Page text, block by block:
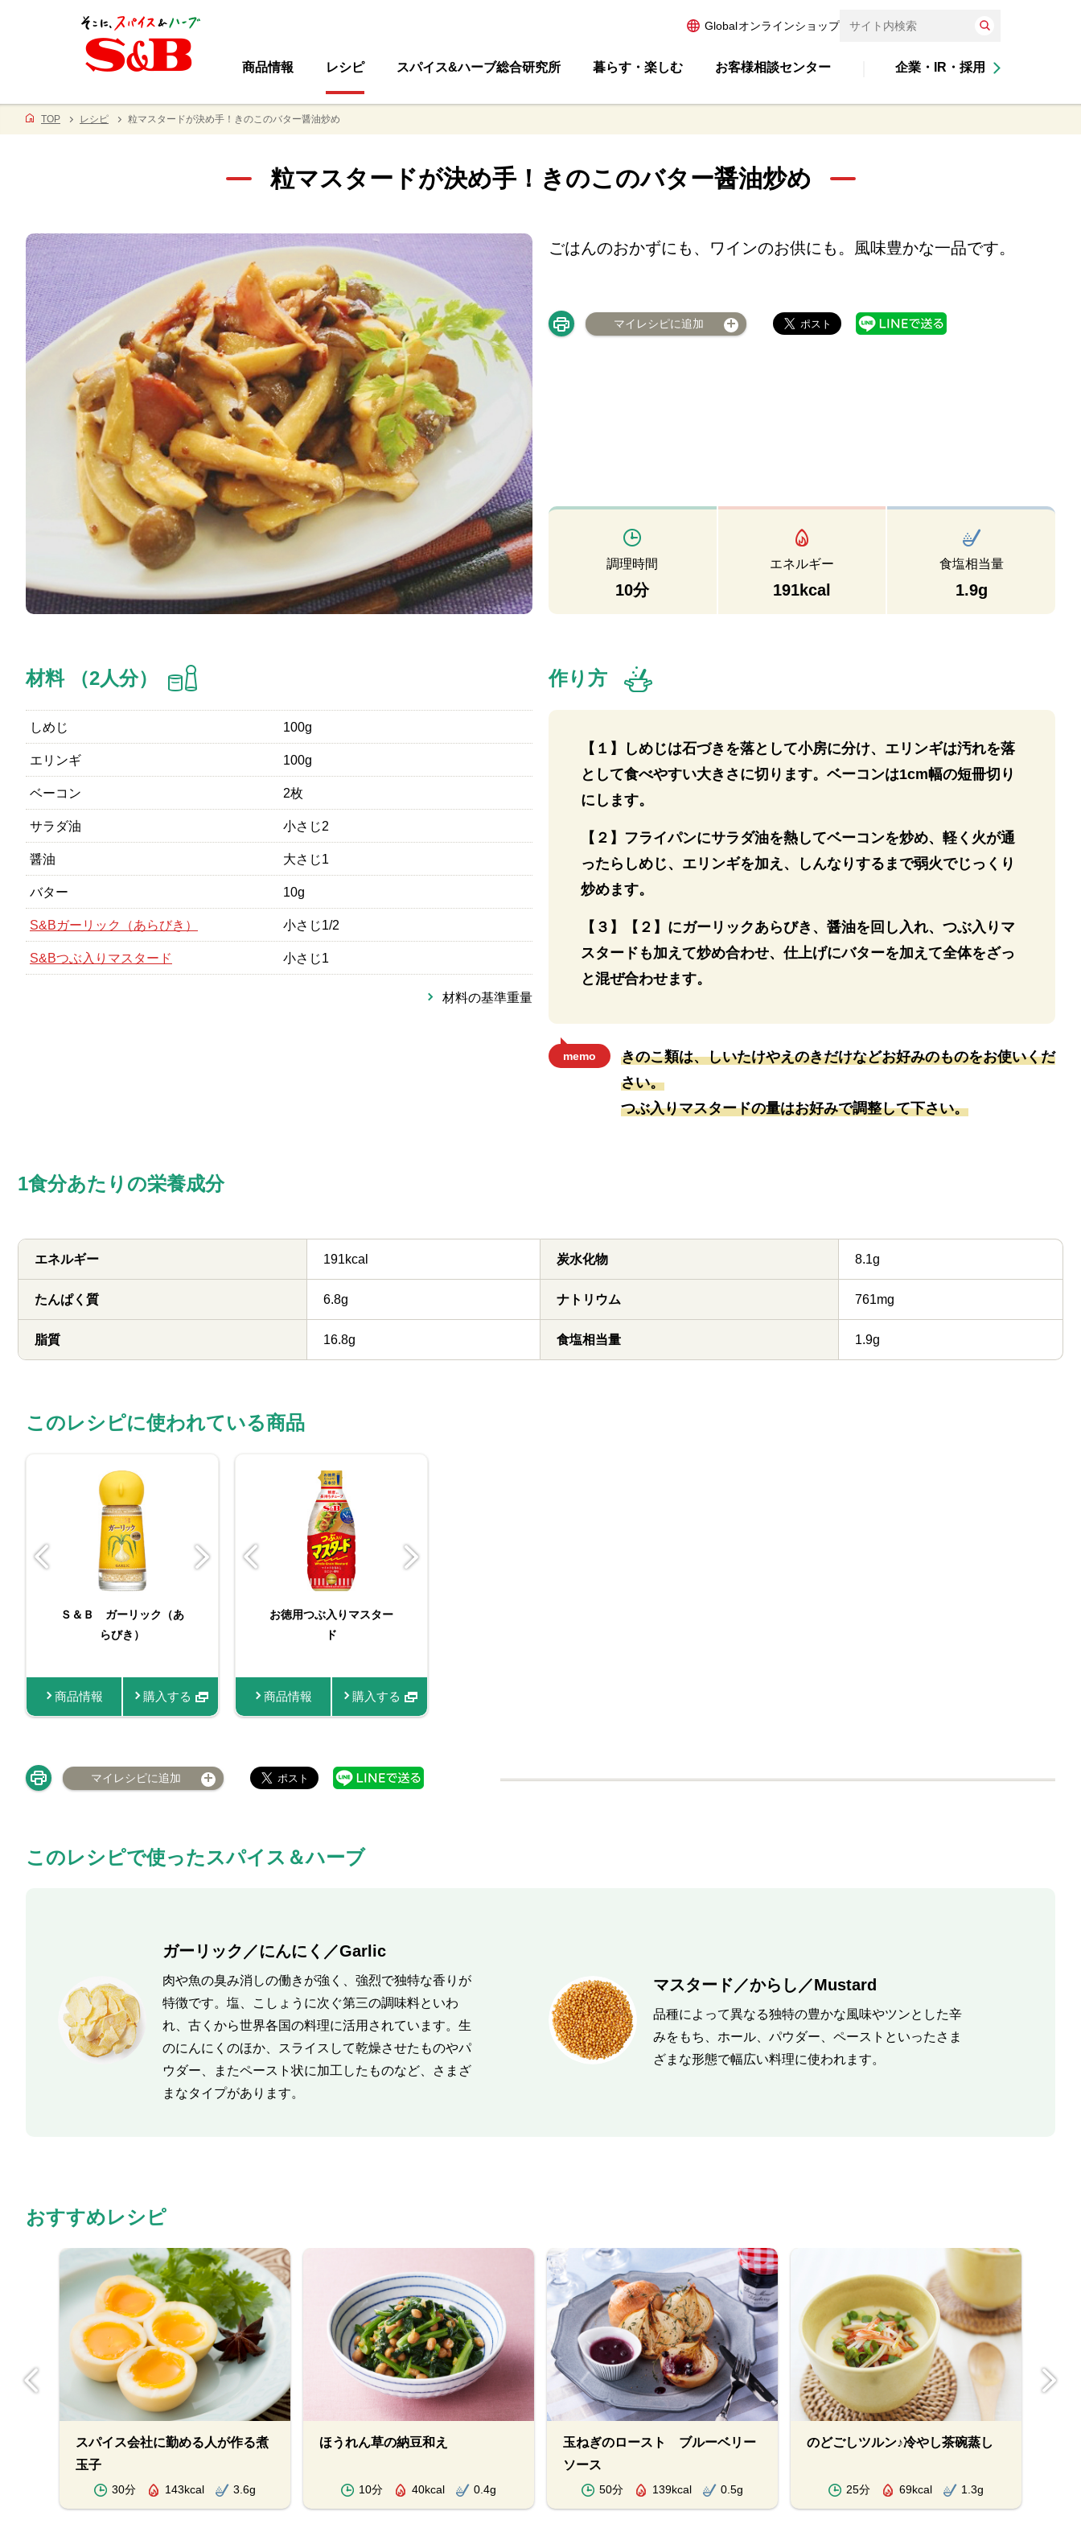
Globalオンラインショップ
商品情報 レシピ スパイス&ハーブ総合研究所 暮らす・楽しむ お客様相談センター 企業・IR・採用
TOP レシピ 粒マスタードが決め手！きのこのバター醤油炒め
粒マスタードが決め手！きのこのバター醤油炒め
ごはんのおかずにも、ワインのお供にも。風味豊かな一品です。
マイレシピに追加
調理時間
10分
エネルギー
191kcal
食塩相当量
1.9g
材料 （2人分）
しめじ 100g
エリンギ 100g
ベーコン 2枚
サラダ油 小さじ2
醤油 大さじ1
バター 10g
S&Bガーリック（あらびき） 小さじ1/2
S&Bつぶ入りマスタード 小さじ1
材料の基準重量
作り方
【１】しめじは石づきを落として小房に分け、エリンギは汚れを落
として食べやすい大きさに切ります。ベーコンは1cm幅の短冊切り
にします。
【２】フライパンにサラダ油を熱してベーコンを炒め、軽く火が通
ったらしめじ、エリンギを加え、しんなりするまで弱火でじっくり
炒めます。
【３】【２】にガーリックあらびき、醤油を回し入れ、つぶ入りマ
スタードも加えて炒め合わせ、仕上げにバターを加えて全体をざっ
と混ぜ合わせます。
memo
きのこ類は、しいたけやえのきだけなどお好みのものをお使いくだ
さい。
つぶ入りマスタードの量はお好みで調整して下さい。
1食分あたりの栄養成分
エネルギー 191kcal
たんぱく質 6.8g
脂質 16.8g
炭水化物 8.1g
ナトリウム 761mg
食塩相当量 1.9g
このレシピに使われている商品
Ｓ＆Ｂ ガーリック（あ
らびき）
商品情報 購入する
Ｓ＆Ｂ 袋入り ガーリ
ック（あらびき）
商品情報
つぶ入りマスタード４０
Ｇ
商品情報 購入する
お徳用つぶ入りマスター
ド
商品情報 購入する
マイレシピに追加
このレシピで使ったスパイス＆ハーブ
ガーリック／にんにく／Garlic
肉や魚の臭み消しの働きが強く、強烈で独特な香りが
特徴です。塩、こしょうに次ぐ第三の調味料といわ
れ、古くから世界各国の料理に活用されています。生
のにんにくのほか、スライスして乾燥させたものやパ
ウダー、またペースト状に加工したものなど、さまざ
まなタイプがあります。
マスタード／からし／Mustard
品種によって異なる独特の豊かな風味やツンとした辛
みをもち、ホール、パウダー、ペーストといったさま
ざまな形態で幅広い料理に使われます。
おすすめレシピ
スパイス会社に勤める人が作る煮
玉子
30分 143kcal 3.6g
ほうれん草の納豆和え
10分 40kcal 0.4g
玉ねぎのロースト ブルーベリー
ソース
50分 139kcal 0.5g
のどごしツルン♪冷やし茶碗蒸し
25分 69kcal 1.3g